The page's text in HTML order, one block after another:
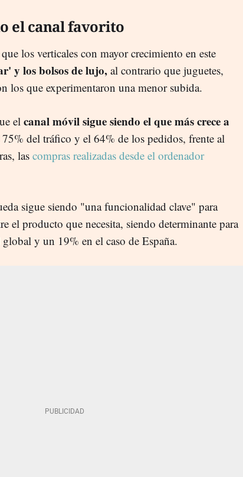
el canal favorito
los verticales con mayor crecimiento en este
y los bolsos de lujo, al contrario que juguetes,
los que experimentaron una menor subida.
el canal móvil sigue siendo el que más crece a
75% del tráfico y el 64% de los pedidos, frente al
las compras realizadas desde el ordenador
sigue siendo "una funcionalidad clave" para
el producto que necesita, siendo determinante para
y un 19% en el caso de España.